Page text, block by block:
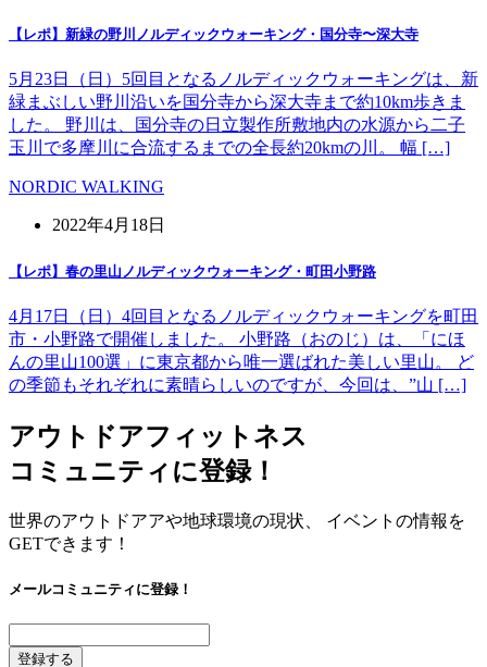
【レポ】新緑の野川ノルディックウォーキング・国分寺〜深大寺
5月23日（日）5回目となるノルディックウォーキングは、新
緑まぶしい野川沿いを国分寺から深大寺まで約10km歩きま
した。 野川は、国分寺の日立製作所敷地内の水源から二子
玉川で多摩川に合流するまでの全長約20kmの川。 幅 […]
NORDIC WALKING
2022年4月18日
【レポ】春の里山ノルディックウォーキング・町田小野路
4月17日（日）4回目となるノルディックウォーキングを町田
市・小野路で開催しました。 小野路（おのじ）は、「にほ
んの里山100選」に東京都から唯一選ばれた美しい里山。 ど
の季節もそれぞれに素晴らしいのですが、今回は、”山 […]
アウトドアフィットネス
コミュニティに登録！
世界のアウトドアアや地球環境の現状、 イベントの情報を
GETできます！
メールコミュニティに登録！